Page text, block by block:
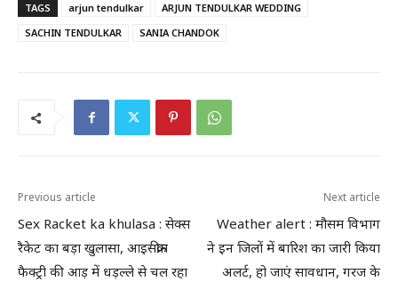
TAGS arjun tendulkar
ARJUN TENDULKAR WEDDING
SACHIN TENDULKAR
SANIA CHANDOK
Previous article
Sex Racket ka khulasa : सेक्स
रैकेट का बड़ा खुलासा, आइसक्रीम
फैक्ट्री की आड़ में धड़ल्ले से चल रहा
Next article
Weather alert : मौसम विभाग
ने इन जिलों में बारिश का जारी किया
अलर्ट, हो जाएं सावधान, गरज के